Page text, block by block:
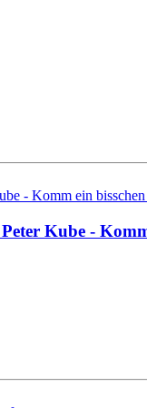
Kube -